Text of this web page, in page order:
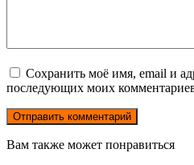
Сохранить моё имя, email и
последующих моих
Вам также может понравиться